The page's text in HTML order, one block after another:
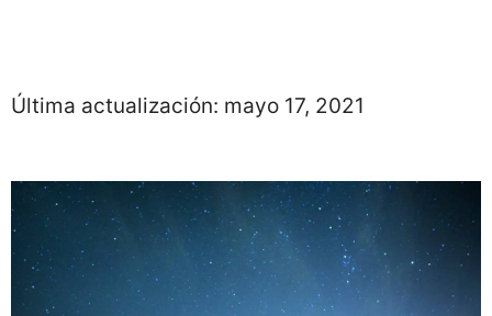
Última actualización: mayo 17, 2021